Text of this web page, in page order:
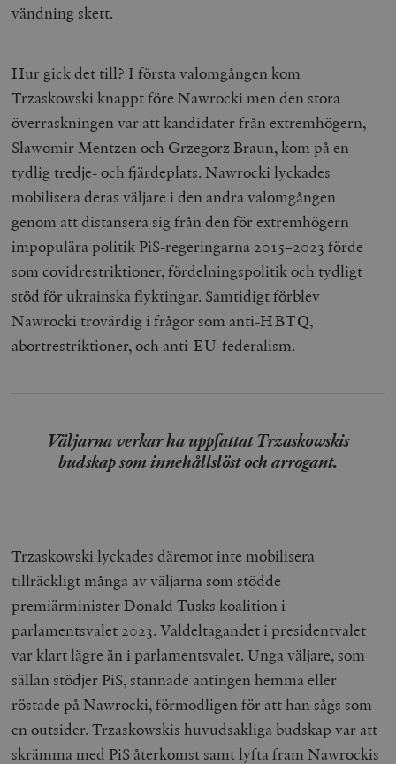
vändning skett.
Hur gick det till? I första valomgången kom
Trzaskowski knappt före Nawrocki men den stora
överraskningen var att kandidater från extremhögern,
Sławomir Mentzen och Grzegorz Braun, kom på en
tydlig tredje- och fjärdeplats. Nawrocki lyckades
mobilisera deras väljare i den andra valomgången
genom att distansera sig från den för extremhögern
impopulära politik PiS-regeringarna 2015–2023 förde
som covidrestriktioner, fördelningspolitik och tydligt
stöd för ukrainska flyktingar. Samtidigt förblev
Nawrocki trovärdig i frågor som anti-HBTQ,
abortrestriktioner, och anti-EU-federalism.
Väljarna verkar ha uppfattat Trzaskowskis
budskap som innehållslöst och arrogant.
Trzaskowski lyckades däremot inte mobilisera
tillräckligt många av väljarna som stödde
premiärminister Donald Tusks koalition i
parlamentsvalet 2023. Valdeltagandet i presidentvalet
var klart lägre än i parlamentsvalet. Unga väljare, som
sällan stödjer PiS, stannade antingen hemma eller
röstade på Nawrocki, förmodligen för att han sågs som
en outsider. Trzaskowskis huvudsakliga budskap var att
skrämma med PiS återkomst samt lyfta fram Nawrockis